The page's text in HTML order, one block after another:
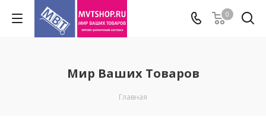
0
Мир Ваших Товаров
Главная